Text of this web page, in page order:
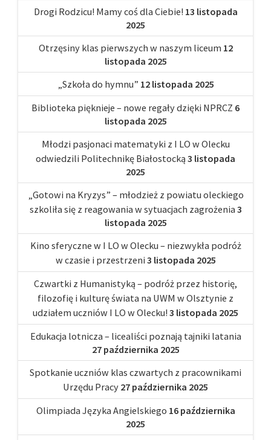
Drogi Rodzicu! Mamy coś dla Ciebie! 13 listopada
2025
Otrzęsiny klas pierwszych w naszym liceum 12
listopada 2025
„Szkoła do hymnu” 12 listopada 2025
Biblioteka pięknieje – nowe regały dzięki NPRCZ 6
listopada 2025
Młodzi pasjonaci matematyki z I LO w Olecku
odwiedzili Politechnikę Białostocką 3 listopada
2025
„Gotowi na Kryzys” – młodzież z powiatu oleckiego
szkoliła się z reagowania w sytuacjach zagrożenia 3
listopada 2025
Kino sferyczne w I LO w Olecku – niezwykła podróż
w czasie i przestrzeni 3 listopada 2025
Czwartki z Humanistyką – podróż przez historię,
filozofię i kulturę świata na UWM w Olsztynie z
udziałem uczniów I LO w Olecku! 3 listopada 2025
Edukacja lotnicza – licealiści poznają tajniki latania
27 października 2025
Spotkanie uczniów klas czwartych z pracownikami
Urzędu Pracy 27 października 2025
Olimpiada Języka Angielskiego 16 października
2025